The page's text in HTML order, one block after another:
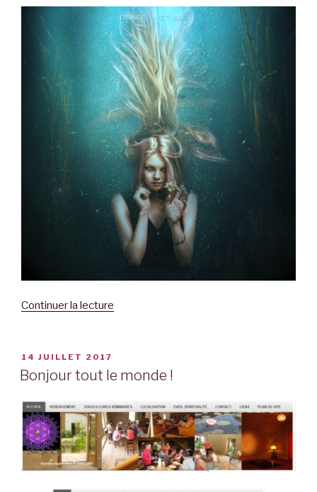
Continuer la lecture
PUBLIÉ
LE
14 JUILLET 2017
Bonjour tout le monde !